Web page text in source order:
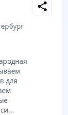
для
share